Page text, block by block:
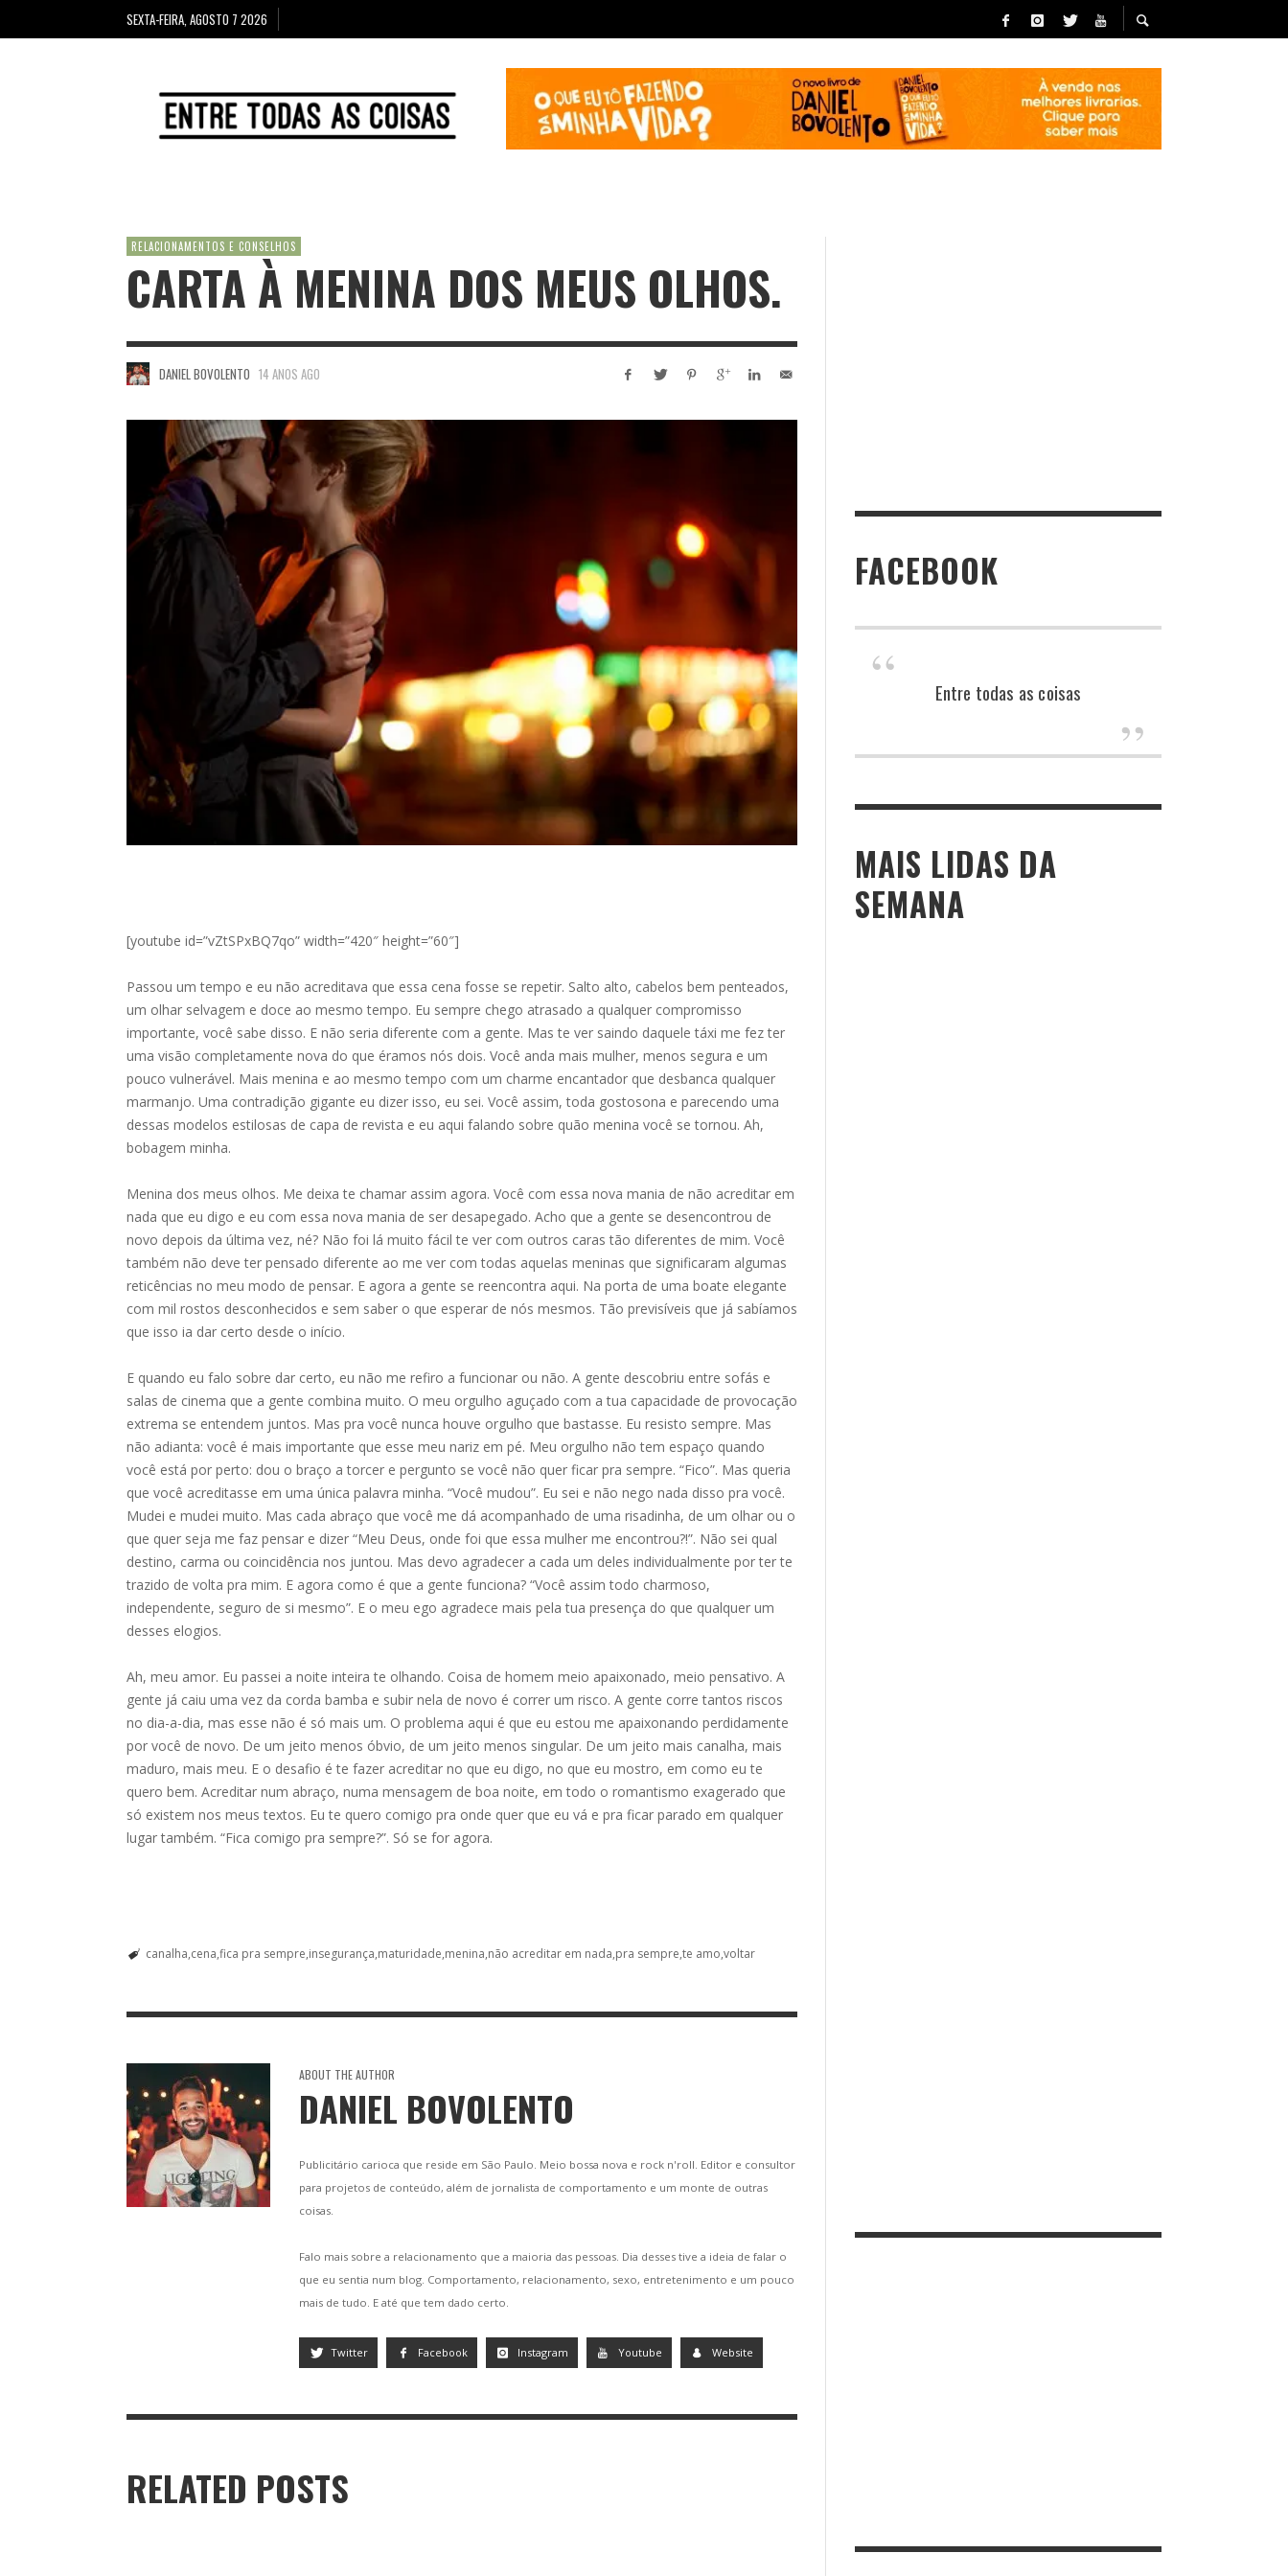
SEXTA-FEIRA, AGOSTO 7 2026
RELACIONAMENTOS E CONSELHOS
CARTA À MENINA DOS MEUS OLHOS.
DANIEL BOVOLENTO 14 ANOS AGO
[youtube id=”vZtSPxBQ7qo” width=”420″ height=”60″]
Passou um tempo e eu não acreditava que essa cena fosse se repetir. Salto alto, cabelos bem penteados,
um olhar selvagem e doce ao mesmo tempo. Eu sempre chego atrasado a qualquer compromisso
importante, você sabe disso. E não seria diferente com a gente. Mas te ver saindo daquele táxi me fez ter
uma visão completamente nova do que éramos nós dois. Você anda mais mulher, menos segura e um
pouco vulnerável. Mais menina e ao mesmo tempo com um charme encantador que desbanca qualquer
marmanjo. Uma contradição gigante eu dizer isso, eu sei. Você assim, toda gostosona e parecendo uma
dessas modelos estilosas de capa de revista e eu aqui falando sobre quão menina você se tornou. Ah,
bobagem minha.
Menina dos meus olhos. Me deixa te chamar assim agora. Você com essa nova mania de não acreditar em
nada que eu digo e eu com essa nova mania de ser desapegado. Acho que a gente se desencontrou de
novo depois da última vez, né? Não foi lá muito fácil te ver com outros caras tão diferentes de mim. Você
também não deve ter pensado diferente ao me ver com todas aquelas meninas que significaram algumas
reticências no meu modo de pensar. E agora a gente se reencontra aqui. Na porta de uma boate elegante
com mil rostos desconhecidos e sem saber o que esperar de nós mesmos. Tão previsíveis que já sabíamos
que isso ia dar certo desde o início.
E quando eu falo sobre dar certo, eu não me refiro a funcionar ou não. A gente descobriu entre sofás e
salas de cinema que a gente combina muito. O meu orgulho aguçado com a tua capacidade de provocação
extrema se entendem juntos. Mas pra você nunca houve orgulho que bastasse. Eu resisto sempre. Mas
não adianta: você é mais importante que esse meu nariz em pé. Meu orgulho não tem espaço quando
você está por perto: dou o braço a torcer e pergunto se você não quer ficar pra sempre. “Fico”. Mas queria
que você acreditasse em uma única palavra minha. “Você mudou”. Eu sei e não nego nada disso pra você.
Mudei e mudei muito. Mas cada abraço que você me dá acompanhado de uma risadinha, de um olhar ou o
que quer seja me faz pensar e dizer “Meu Deus, onde foi que essa mulher me encontrou?!”. Não sei qual
destino, carma ou coincidência nos juntou. Mas devo agradecer a cada um deles individualmente por ter te
trazido de volta pra mim. E agora como é que a gente funciona? “Você assim todo charmoso,
independente, seguro de si mesmo”. E o meu ego agradece mais pela tua presença do que qualquer um
desses elogios.
Ah, meu amor. Eu passei a noite inteira te olhando. Coisa de homem meio apaixonado, meio pensativo. A
gente já caiu uma vez da corda bamba e subir nela de novo é correr um risco. A gente corre tantos riscos
no dia-a-dia, mas esse não é só mais um. O problema aqui é que eu estou me apaixonando perdidamente
por você de novo. De um jeito menos óbvio, de um jeito menos singular. De um jeito mais canalha, mais
maduro, mais meu. E o desafio é te fazer acreditar no que eu digo, no que eu mostro, em como eu te
quero bem. Acreditar num abraço, numa mensagem de boa noite, em todo o romantismo exagerado que
só existem nos meus textos. Eu te quero comigo pra onde quer que eu vá e pra ficar parado em qualquer
lugar também. “Fica comigo pra sempre?”. Só se for agora.
canalha cena fica pra sempre insegurança maturidade menina não acreditar em nada pra sempre te amo voltar
ABOUT THE AUTHOR
DANIEL BOVOLENTO
Publicitário carioca que reside em São Paulo. Meio bossa nova e rock n'roll. Editor e consultor
para projetos de conteúdo, além de jornalista de comportamento e um monte de outras
coisas.
Falo mais sobre a relacionamento que a maioria das pessoas. Dia desses tive a ideia de falar o
que eu sentia num blog. Comportamento, relacionamento, sexo, entretenimento e um pouco
mais de tudo. E até que tem dado certo.
Twitter Facebook Instagram Youtube Website
RELATED POSTS
FACEBOOK
Entre todas as coisas
MAIS LIDAS DA
SEMANA